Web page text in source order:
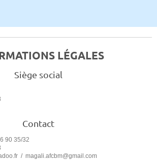
LÉGALES
Siège social
Contact
90 35/32
/ magali.afcbm@gmail.com